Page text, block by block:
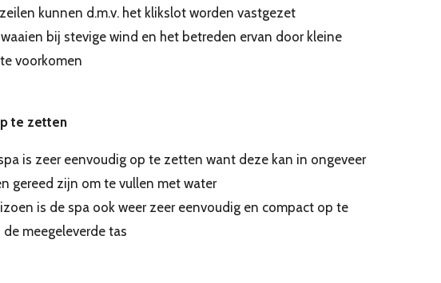
kunnen d.m.v. het klikslot worden vastgezet
bij stevige wind en het betreden ervan door kleine
voorkomen
te zetten
is zeer eenvoudig op te zetten want deze kan in ongeveer
gereed zijn om te vullen met water
is de spa ook weer zeer eenvoudig en compact op te
de meegeleverde tas